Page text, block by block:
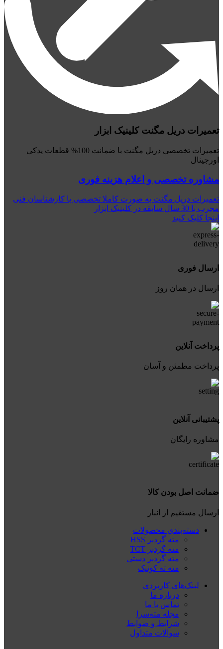
تعمیرات دریل مگنت کلینیک ابزار
تعمیرات تخصصی دریل مگنت با ضمانت 100% قطعات یدکی
اورجینال
مشاوره تخصصی و اعلام هزینه فوری
تعمیرات دریل مگنت به صورت کاملا تخصصی با کارشناسان فنی
مجرب با 30 سال سابقه در کلینیک ابزار
اینجا کلیک کنید
ارسال فوری
ارسال در همان روز
پرداخت آنلاین
پرداخت مطمئن و آسان
پشتیبانی آنلاین
مشاوره رایگان
ضمانت اصل بودن کالا
ارسال مستقیم از انبار
دسته‌بندی محصولات
مته گردبر HSS
مته گردبر TCT
مته گردبر دستی
مته ته کونیک
لینک‌های کاربردی
درباره ما
تماس با ما
مجله مته‌سرا
شرایط و ضوابط
سوالات متداول